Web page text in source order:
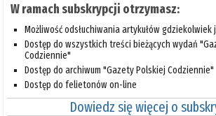
W ramach subskrypcji otrzymasz:
Możliwość odsłuchiwania artykułów gdziekolwiek
Dostęp do wszystkich treści bieżących wydań
Codziennie"
Dostęp do archiwum "Gazety Polskiej Codziennie"
Dostęp do felietonów on-line
Dowiedz się więcej o